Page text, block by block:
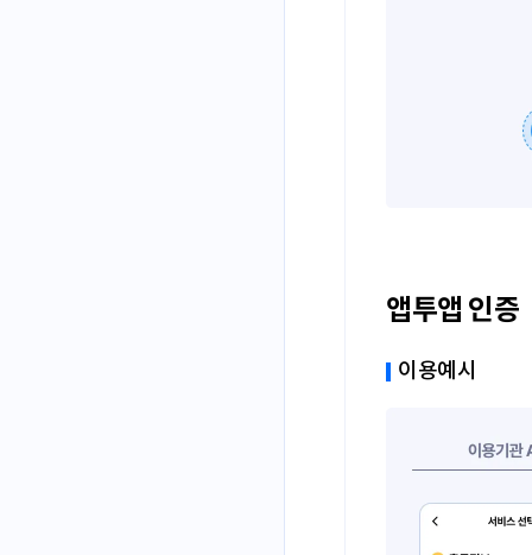
앱투앱 인증
이용예시